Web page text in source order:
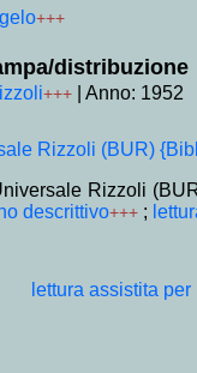
Filippo,
+
+
+
+
Balzac
+++
distribuzione
+++ Anno: 1952
Rizzoli (BUR)
Rizzoli
descrittivo+++ ;
lettura assistita